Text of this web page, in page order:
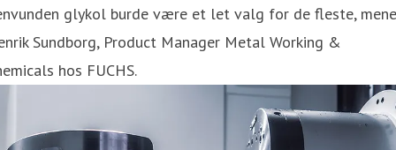
glykol burde være et let valg for de fleste,
Sundborg, Product Manager Metal Working &
hos FUCHS.